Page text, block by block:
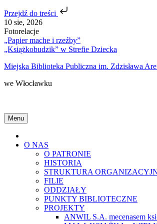
Przejdź do treści
Skip
to
content
10 sie, 2026
Fotorelacje
„Papier mache i rzeźby”
„Książkobudzik” w Strefie Dziecka
Miejska Biblioteka Publiczna im. Zdzisława
we Włocławku
Menu
O NAS
O PATRONIE
HISTORIA
STRUKTURA
FILIE
ODDZIAŁY
PUNKTY BIBLIOTECZNE
PROJEKTY
ANWIL S.A. mecenasem